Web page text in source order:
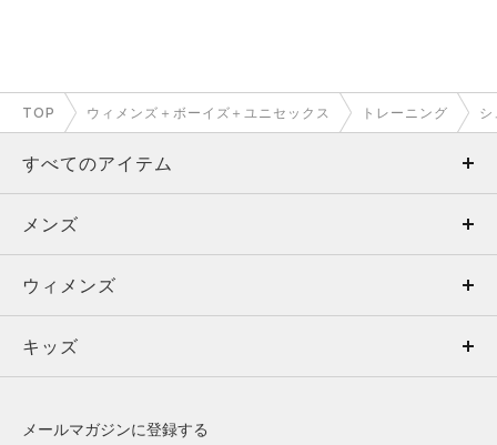
TOP ウィメンズ＋ボーイズ＋ユニセックス トレーニング
すべてのアイテム
メンズ
ウィメンズ
キッズ
メンズ
トップス
ボトムス
ウィメンズ
トップス
キッズ
メールマガジンに登録する